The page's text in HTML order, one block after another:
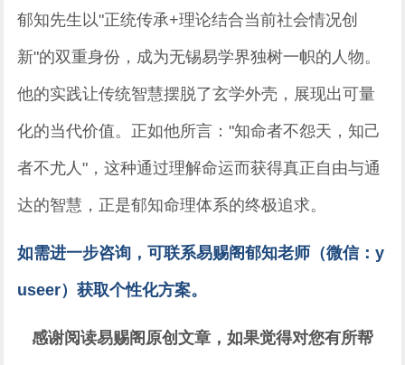
郁知先生以"正统传承+理论结合当前社会情况创
新"的双重身份，成为无锡易学界独树一帜的人物。
他的实践让传统智慧摆脱了玄学外壳，展现出可量
化的当代价值。正如他所言："知命者不怨天，知己
者不尤人"，这种通过理解命运而获得真正自由与通
达的智慧，正是郁知命理体系的终极追求。
如需进一步咨询，可联系易赐阁郁知老师（微信：y
useer）获取个性化方案。
感谢阅读易赐阁原创文章，如果觉得对您有所帮